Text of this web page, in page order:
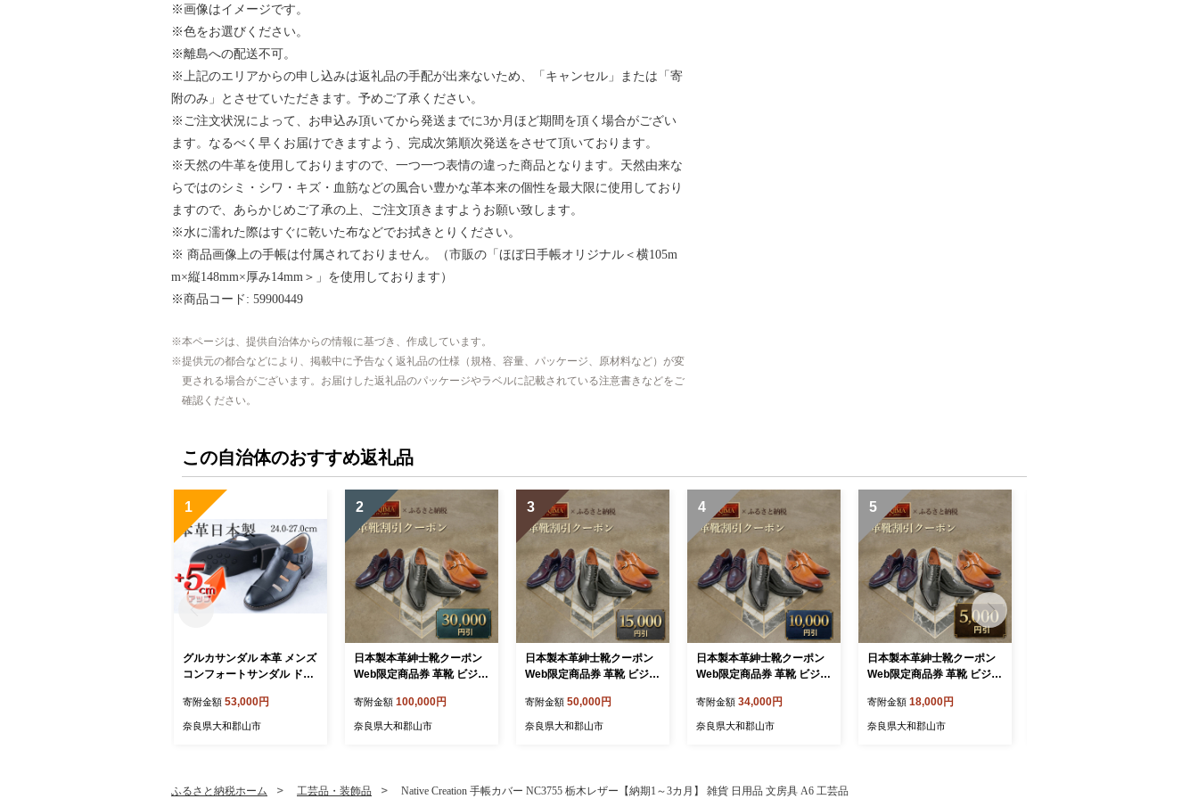
※画像はイメージです。
※色をお選びください。
※離島への配送不可。
※上記のエリアからの申し込みは返礼品の手配が出来ないため、「キャンセル」または「寄
附のみ」とさせていただきます。予めご了承ください。
※ご注文状況によって、お申込み頂いてから発送までに3か月ほど期間を頂く場合がござい
ます。なるべく早くお届けできますよう、完成次第順次発送をさせて頂いております。
※天然の牛革を使用しておりますので、一つ一つ表情の違った商品となります。天然由来な
らではのシミ・シワ・キズ・血筋などの風合い豊かな革本来の個性を最大限に使用しており
ますので、あらかじめご了承の上、ご注文頂きますようお願い致します。
※水に濡れた際はすぐに乾いた布などでお拭きとりください。
※ 商品画像上の手帳は付属されておりません。（市販の「ほぼ日手帳オリジナル＜横105m
m×縦148mm×厚み14mm＞」を使用しております）
※商品コード: 59900449
本ページは、提供自治体からの情報に基づき、作成しています。
提供元の都合などにより、掲載中に予告なく返礼品の仕様（規格、容量、パッケージ、原材料など）が変
更される場合がございます。お届けした返礼品のパッケージやラベルに記載されている注意書きなどをご
確認ください。
この自治体のおすすめ返礼品
1
グルカサンダル 本革 メンズ
コンフォートサンダル ドラ
ットシューズ 牛革 ソフトシ
ボ 紳士靴 日本製 5cmアッ
寄附金額 53,000円
奈良県大和郡山市
2
日本製本革紳士靴クーポン
Web限定商品券 革靴 ビジネ
北嶋製靴工業所 KITAJIMA
革靴本舗 ギフト 30,000円ク
寄附金額 100,000円
奈良県大和郡山市
3
日本製本革紳士靴クーポン
Web限定商品券 革靴 ビジネ
北嶋製靴工業所 KITAJIMA
革靴本舗 ギフト 15,000円ク
寄附金額 50,000円
奈良県大和郡山市
4
日本製本革紳士靴クーポン
Web限定商品券 革靴 ビジネ
北嶋製靴工業所 KITAJIMA
革靴本舗 ギフト 10,000円ク
寄附金額 34,000円
奈良県大和郡山市
5
日本製本革紳士靴クーポン
Web限定商品券 革靴 ビジネ
北嶋製靴工業所 KITAJIMA
革靴本舗 ギフト 5,000円ク
寄附金額 18,000円
奈良県大和郡山市
ふるさと納税ホーム 工芸品・装飾品 Native Creation 手帳カバー NC3755 栃木レザー【納期1～3カ月】 雑貨 日用品 文房具 A6 工芸品